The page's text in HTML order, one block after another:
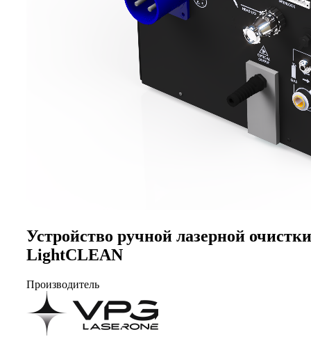
Устройство ручной лазерной очистки
LightCLEAN
Производитель